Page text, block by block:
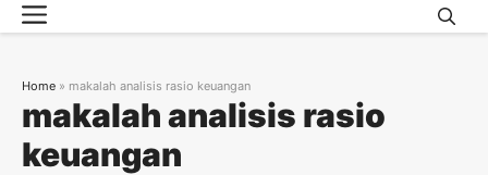
Skip
to
Menu
makalah analisis rasio
keuangan
Home » makalah analisis rasio keuangan